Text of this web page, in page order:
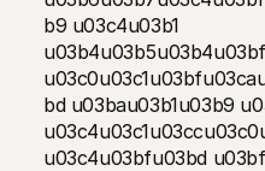
b9 u03c4u03b1
bd u03bau03b1u03b9
u03c4u03bfu03bd